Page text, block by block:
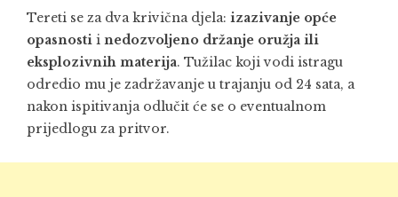
Tereti se za dva krivična djela: izazivanje opće
opasnosti i nedozvoljeno držanje oružja ili
eksplozivnih materija. Tužilac koji vodi istragu
odredio mu je zadržavanje u trajanju od 24 sata, a
nakon ispitivanja odlučit će se o eventualnom
prijedlogu za pritvor.